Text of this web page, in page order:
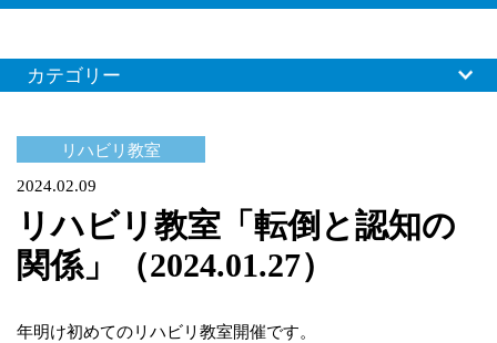
カテゴリー
リハビリ教室
2024.02.09
リハビリ教室「転倒と認知の
関係」（2024.01.27）
年明け初めてのリハビリ教室開催です。